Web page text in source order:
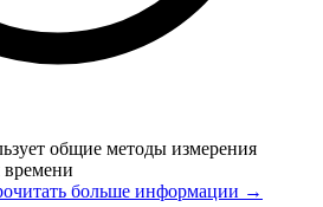
общие методы измерения
времени
больше информации →